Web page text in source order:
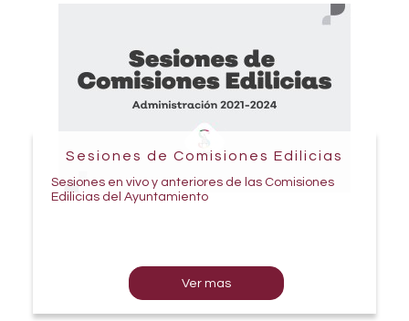
Sesiones de Comisiones Edilicias
Sesiones en vivo y anteriores de las Comisiones
Edilicias del Ayuntamiento
Ver mas